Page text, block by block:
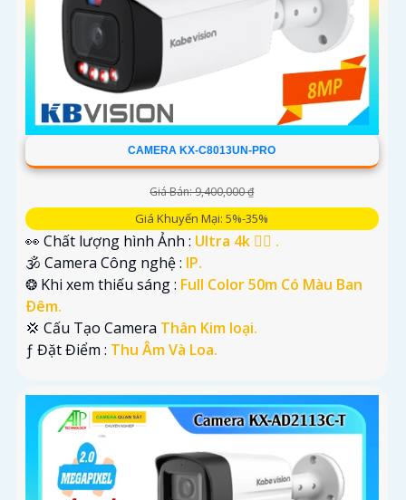
CAMERA KX-C8013UN-PRO
Giá Bán: 9,400,000 ₫
Giá Khuyến Mại: 5%-35%
👀 Chất lượng hình Ảnh : Ultra 4k 👍🏾 .
🕉️ Camera Công nghệ : IP.
❂ Khi xem thiếu sáng : Full Color 50m Có Màu Ban
Ðêm.
💢 Cấu Tạo Camera Thân Kim loại.
️ƒ Đặt Điểm : Thu Âm Và Loa.